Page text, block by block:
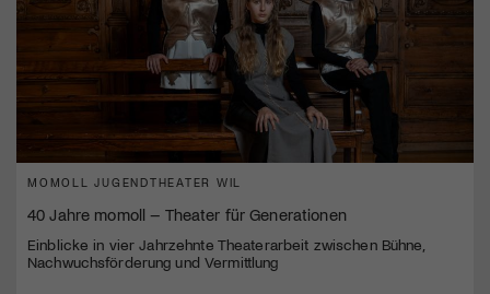
MOMOLL JUGENDTHEATER WIL
40 Jahre momoll – Theater für Generationen
Einblicke in vier Jahrzehnte Theaterarbeit zwischen Bühne,
Nachwuchsförderung und Vermittlung